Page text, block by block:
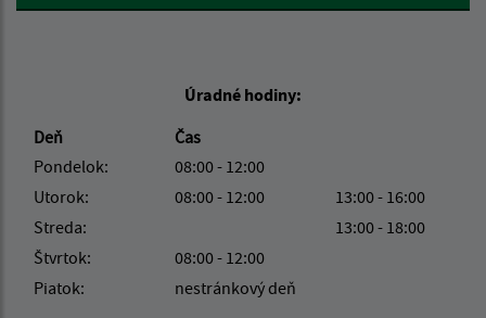
Úradné hodiny:
Deň
Čas
Pondelok:
08:00 - 12:00
Utorok:
08:00 - 12:00
13:00 - 16:00
Streda:
13:00 - 18:00
Štvrtok:
08:00 - 12:00
Piatok:
nestránkový deň